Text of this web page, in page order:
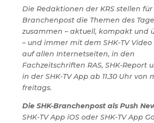
Die Redaktionen der KRS stellen für
Branchenpost die Themen des
zusammen – aktuell, kompakt und
– und immer mit dem SHK-TV Video
auf allen Internetseiten, in den
Fachzeitschriften RAS, SHK-Report
in der SHK-TV App ab 11.30 Uhr von
freitags.
Die SHK-Branchenpost als Push
SHK-TV App iOS oder SHK-TV App